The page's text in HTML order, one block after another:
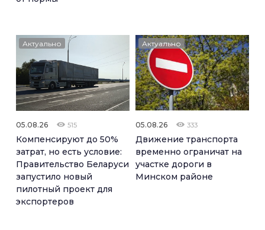
Актуально
05.08.26 515
Компенсируют до 50%
затрат, но есть условие:
Правительство Беларуси
запустило новый
пилотный проект для
экспортеров
Актуально
05.08.26 333
Движение транспорта
временно ограничат на
участке дороги в
Минском районе